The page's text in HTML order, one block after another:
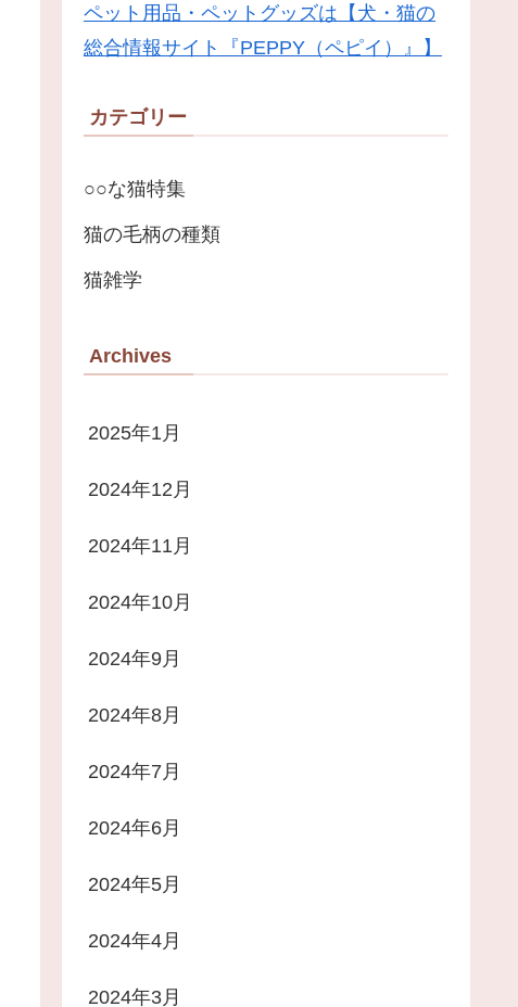
ペット用品・ペットグッズは【犬・猫の
総合情報サイト『PEPPY（ペピイ）』】
カテゴリー
○○な猫特集
猫の毛柄の種類
猫雑学
Archives
2025年1月
2024年12月
2024年11月
2024年10月
2024年9月
2024年8月
2024年7月
2024年6月
2024年5月
2024年4月
2024年3月